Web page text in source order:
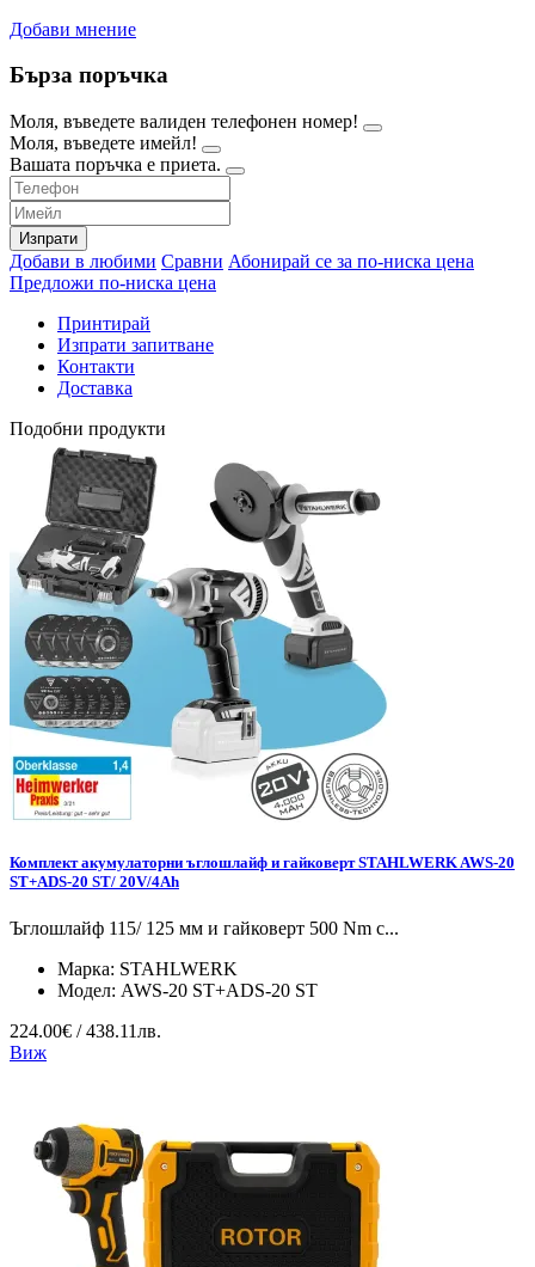
Добави мнение
Бърза поръчка
Моля, въведете валиден телефонен номер!
Моля, въведете имейл!
Вашата поръчка е приета.
Изпрати
Добави в любими Сравни Абонирай се за по-ниска цена
Предложи по-ниска цена
Принтирай
Изпрати запитване
Контакти
Доставка
Подобни продукти
Комплект акумулаторни ъглошлайф и гайковерт STAHLWERK AWS-20
ST+ADS-20 ST/ 20V/4Ah
Ъглошлайф 115/ 125 мм и гайковерт 500 Nm с...
Марка: STAHLWERK
Модел: AWS-20 ST+ADS-20 ST
224.00€ / 438.11лв.
Виж